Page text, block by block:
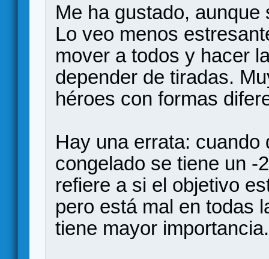
Me ha gustado,
Lo veo menos
mover a todos y hacer
depender de tiradas.
héroes con formas
Hay una errata:
congelado se tiene un -
refiere a si el objetivo
pero está mal en todas
tiene mayor importancia.